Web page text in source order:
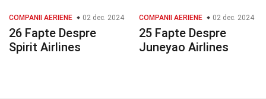
COMPANII AERIENE 02 dec. 2024
26 Fapte Despre
Spirit Airlines
COMPANII AERIENE 02 dec. 2024
25 Fapte Despre
Juneyao Airlines